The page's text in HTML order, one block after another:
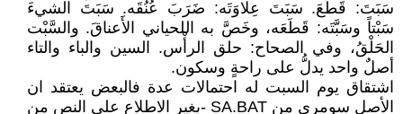
سَبَتَ: قَطَعَ. سَبَتَ عِلاوَتَه: ضَرَبَ عُنُقَه. سَبَتَ الشيءَ
سَبْتاً وسَبَّتَه: قَطَعَه، وخَصَّ به اللحياني الأَعناقَ. والسَّبْت
الحَلْقُ، وفي الصحاح: حلق الرأْس. السين والباء والتاء
أصلٌ واحد يدلُّ على راحةٍ وسكون.
اشتقاق يوم السبت له احتمالات عدة فالبعض يعتقد ان
الأصل سومري من SA.BAT -بغير الاطلاع على النص من